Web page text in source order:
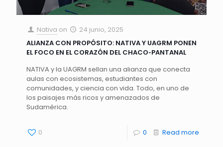
Nativa on
24 junio, 2025
ALIANZA CON PROPÓSITO: NATIVA Y UAGRM PONEN
EL FOCO EN EL CORAZÓN DEL CHACO‑PANTANAL
NATIVA y la UAGRM sellan una alianza que conecta
aulas con ecosistemas, estudiantes con
comunidades, y ciencia con vida. Todo, en uno de
los paisajes más ricos y amenazados de
Sudamérica.
0 0 Read more